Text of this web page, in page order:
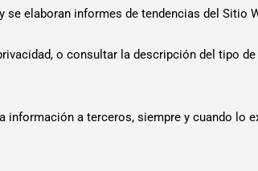
elaboran informes de tendencias del Sitio
o consultar la descripción del tipo
a terceros, siempre y cuando lo